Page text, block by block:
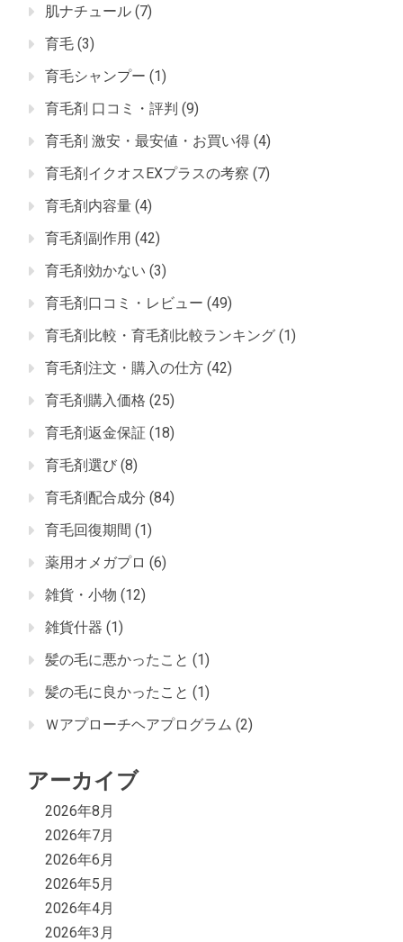
肌ナチュール (7)
育毛 (3)
育毛シャンプー (1)
育毛剤 口コミ・評判 (9)
育毛剤 激安・最安値・お買い得 (4)
育毛剤イクオスEXプラスの考察 (7)
育毛剤内容量 (4)
育毛剤副作用 (42)
育毛剤効かない (3)
育毛剤口コミ・レビュー (49)
育毛剤比較・育毛剤比較ランキング (1)
育毛剤注文・購入の仕方 (42)
育毛剤購入価格 (25)
育毛剤返金保証 (18)
育毛剤選び (8)
育毛剤配合成分 (84)
育毛回復期間 (1)
薬用オメガプロ (6)
雑貨・小物 (12)
雑貨什器 (1)
髪の毛に悪かったこと (1)
髪の毛に良かったこと (1)
Ｗアプローチヘアプログラム (2)
アーカイブ
2026年8月
2026年7月
2026年6月
2026年5月
2026年4月
2026年3月